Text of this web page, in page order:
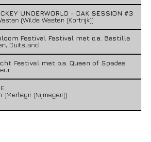
UNDERWORLD - DAK SESSION #3
(Wilde Westen (Kortrijk))
Festival Festival met o.a. Bastille
Duitsland
Festival met o.a. Queen of Spades
(Merleyn (Nijmegen))